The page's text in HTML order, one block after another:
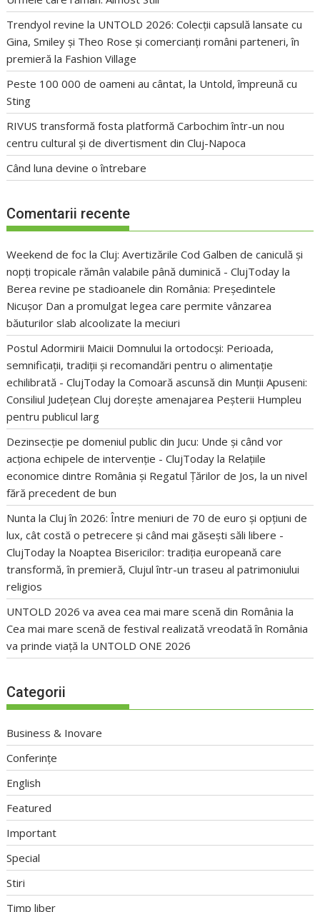
Trendyol revine la UNTOLD 2026: Colecții capsulă lansate cu
Gina, Smiley și Theo Rose și comercianți români parteneri, în
premieră la Fashion Village
Peste 100 000 de oameni au cântat, la Untold, împreună cu
Sting
RIVUS transformă fosta platformă Carbochim într-un nou
centru cultural și de divertisment din Cluj-Napoca
Când luna devine o întrebare
Comentarii recente
Weekend de foc la Cluj: Avertizările Cod Galben de caniculă și
nopți tropicale rămân valabile până duminică - ClujToday la
Berea revine pe stadioanele din România: Președintele
Nicușor Dan a promulgat legea care permite vânzarea
băuturilor slab alcoolizate la meciuri
Postul Adormirii Maicii Domnului la ortodocși: Perioada,
semnificații, tradiții și recomandări pentru o alimentație
echilibrată - ClujToday laComoară ascunsă din Munții Apuseni:
Consiliul Județean Cluj dorește amenajarea Peșterii Humpleu
pentru publicul larg
Dezinsecție pe domeniul public din Jucu: Unde și când vor
acționa echipele de intervenție - ClujToday la Relațiile
economice dintre România și Regatul Țărilor de Jos, la un nivel
fără precedent de bun
Nunta la Cluj în 2026: Între meniuri de 70 de euro și opțiuni de
lux, cât costă o petrecere și când mai găsești săli libere -
ClujToday la Noaptea Bisericilor: tradiția europeană care
transformă, în premieră, Clujul într-un traseu al patrimoniului
religios
UNTOLD 2026 va avea cea mai mare scenă din România la
Cea mai mare scenă de festival realizată vreodată în România
va prinde viață la UNTOLD ONE 2026
Categorii
Business & Inovare
Conferințe
English
Featured
Important
Special
Stiri
Timp liber